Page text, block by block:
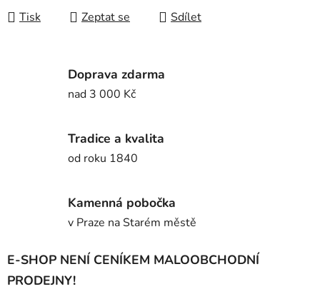
Tisk Zeptat se Sdílet
Doprava zdarma
nad 3 000 Kč
Tradice a kvalita
od roku 1840
Kamenná pobočka
v Praze na Starém městě
E-SHOP NENÍ CENÍKEM MALOOBCHODNÍ
PRODEJNY!